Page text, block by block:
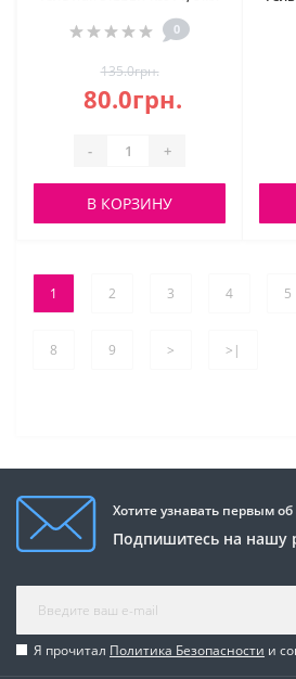
0
135.0грн.
80.0грн.
- +
В КОРЗИНУ
1 2 3 4 5
8 9 > >|
Хотите узнавать первым
Подпишитесь на нашу
Я прочитал Политика Безопасности и